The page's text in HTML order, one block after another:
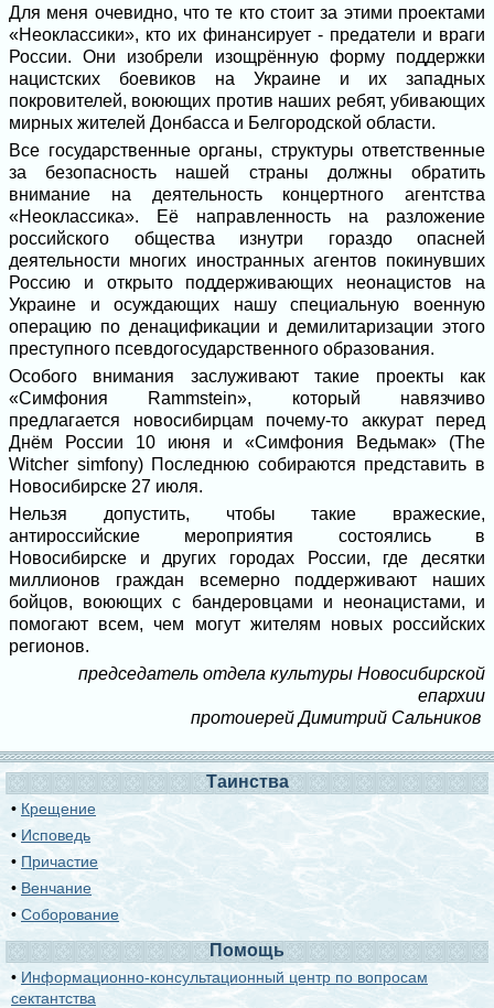
Для меня очевидно, что те кто стоит за этими проектами
«Неоклассики», кто их финансирует - предатели и враги
России. Они изобрели изощрённую форму поддержки
нацистских боевиков на Украине и их западных
покровителей, воюющих против наших ребят, убивающих
мирных жителей Донбасса и Белгородской области.
Все государственные органы, структуры ответственные
за безопасность нашей страны должны обратить
внимание на деятельность концертного агентства
«Неоклассика». Её направленность на разложение
российского общества изнутри гораздо опасней
деятельности многих иностранных агентов покинувших
Россию и открыто поддерживающих неонацистов на
Украине и осуждающих нашу специальную военную
операцию по денацификации и демилитаризации этого
преступного псевдогосударственного образования.
Особого внимания заслуживают такие проекты как
«Симфония Rammstein», который навязчиво
предлагается новосибирцам почему-то аккурат перед
Днём России 10 июня и «Симфония Ведьмак» (The
Witcher simfony) Последнюю собираются представить в
Новосибирске 27 июля.
Нельзя допустить, чтобы такие вражеские,
антироссийские мероприятия состоялись в
Новосибирске и других городах России, где десятки
миллионов граждан всемерно поддерживают наших
бойцов, воюющих с бандеровцами и неонацистами, и
помогают всем, чем могут жителям новых российских
регионов.
председатель отдела культуры Новосибирской
епархии
протоиерей Димитрий Сальников
Таинства
• Крещение
• Исповедь
• Причастие
• Венчание
•Соборование
Помощь
• Информационно-консультационный центр по вопросам
сектантства